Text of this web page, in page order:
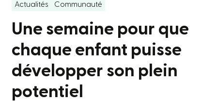
Actualités Communauté
Une semaine pour que
chaque enfant puisse
développer son plein
potentiel